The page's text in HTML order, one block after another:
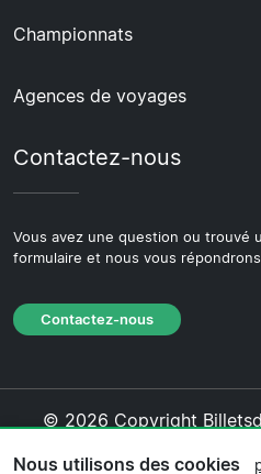
Championnats
Agences de voyages
Contactez-nous
Vous avez une question ou trouvé
formulaire et nous vous
Contactez-nous
© 2026 Copyright
Nous utilisons des cookies